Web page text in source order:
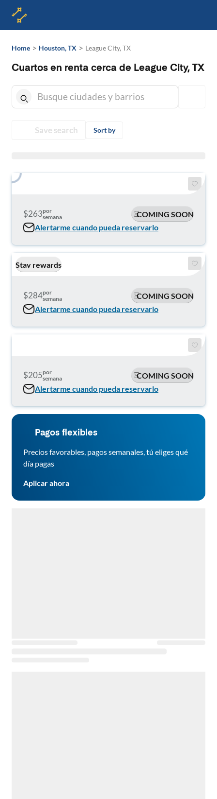
Home > Houston, TX > League City, TX
Cuartos en renta cerca de League City, TX
Save search Sort by
$263por
semana
COMING SOON
Alertarme cuando pueda reservarlo
Stay rewards
$284por
semana
COMING SOON
Alertarme cuando pueda reservarlo
$205por
semana
COMING SOON
Alertarme cuando pueda reservarlo
Pagos flexibles
Precios favorables, pagos semanales, tú eliges qué
día pagas
Aplicar ahora